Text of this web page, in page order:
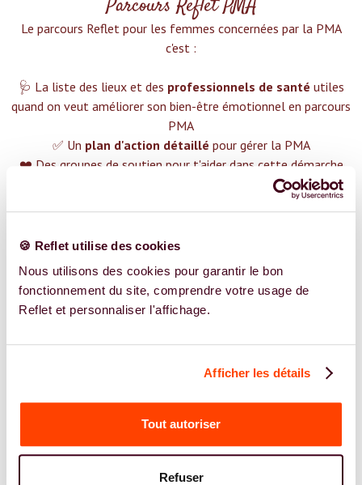
🍪 Reflet utilise des cookies
Nous utilisons des cookies pour garantir le bon
fonctionnement du site, comprendre votre usage de
Reflet et personnaliser l'affichage.
Afficher les détails
Tout autoriser
Refuser
Parcours Reflet PMA
Le parcours Reflet pour les femmes concernées par la PMA
c'est :‍
🩺 La liste des lieux et des professionnels de santé utiles
quand on veut améliorer son bien-être émotionnel en parcours
PMA
✅ Un plan d'action détaillé pour gérer la PMA
❤️ Des groupes de soutien pour t'aider dans cette démarche
😉 Du contenu avec tout ce que tu dois savoir surla PMA
Vous êtes Gynécologue expert.e.s en PMA ?
l'accompagnement des femmes et des couples sur la
thématique de la fertilité et particulièrement sur la